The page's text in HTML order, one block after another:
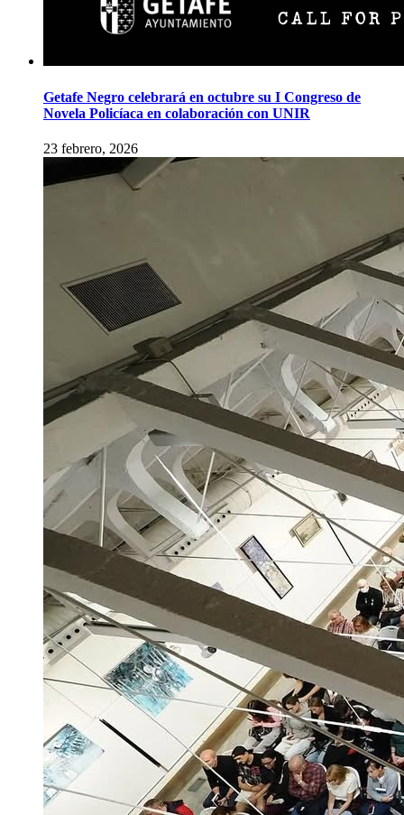
Getafe Negro celebrará en octubre su I Congreso de
Novela Policíaca en colaboración con UNIR
23 febrero, 2026